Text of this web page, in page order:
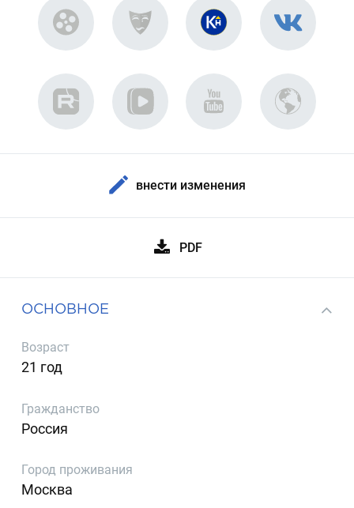
внести изменения
PDF
ОСНОВНОЕ
Возраст
21 год
Гражданство
Россия
Город проживания
Москва